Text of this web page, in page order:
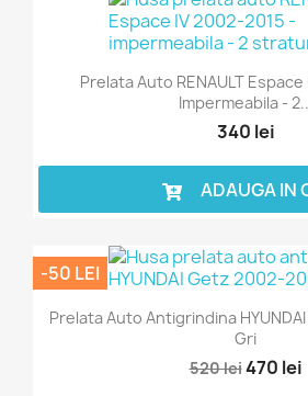
Prelata Auto RENAULT Espace
Impermeabila -
340 lei
ADAUGA IN
Prelata Auto Antigrindina
Gri
520 lei470 lei
-50 LEI